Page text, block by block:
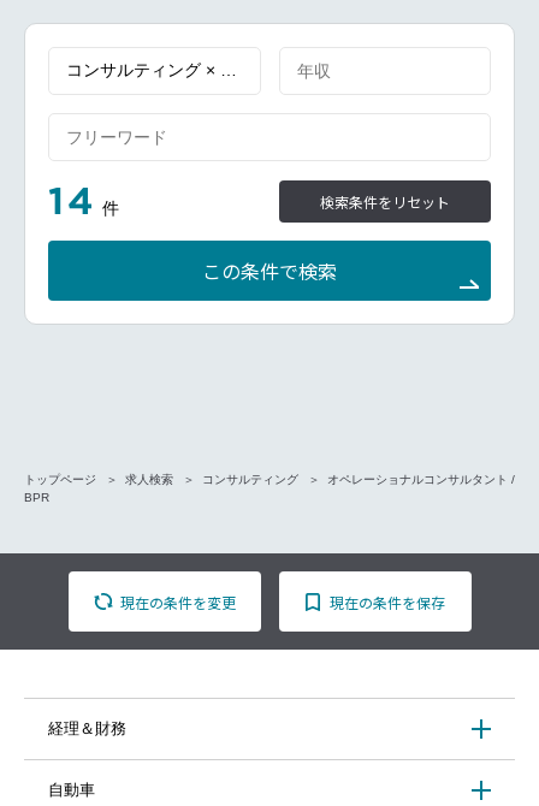
14 件
この条件で検索
検索条件をリセット
トップページ 求人検索 コンサルティング
オペレーショナルコンサルタント /
BPR
現在の条件を変更 現在の条件を保存
経理＆財務
自動車